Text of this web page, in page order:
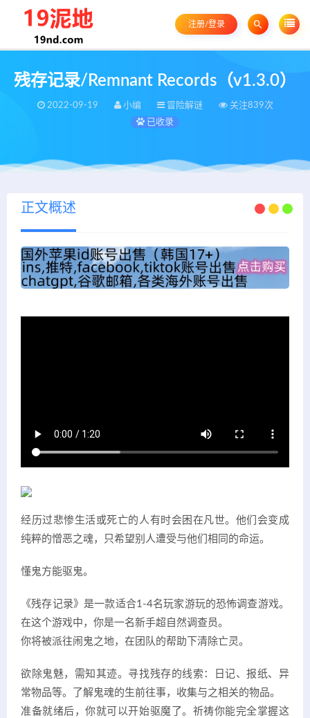
注册/登录
残存记录/Remnant Records（v1.3.0）
2022-09-19 小编 冒险解谜
关注839次
已收录
正文概述
经历过悲惨生活或死亡的人有时会困在凡世。他们会变成
纯粹的憎恶之魂，只希望别人遭受与他们相同的命运。
懂鬼方能驱鬼。
《残存记录》是一款适合1-4名玩家游玩的恐怖调查游戏。
在这个游戏中，你是一名新手超自然调查员。
你将被派往闹鬼之地，在团队的帮助下清除亡灵。
欲除鬼魅，需知其迹。寻找残存的线索：日记、报纸、异
常物品等。了解鬼魂的生前往事，收集与之相关的物品。
准备就绪后，你就可以开始驱魔了。祈祷你能完全掌握这